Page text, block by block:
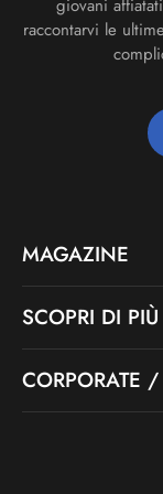
giovani
raccontarvi le
MAGAZINE
SCOPRI DI PIÙ
CORPORATE